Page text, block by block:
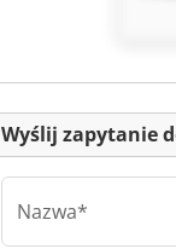
Wyślij zapytanie
Nazwa*